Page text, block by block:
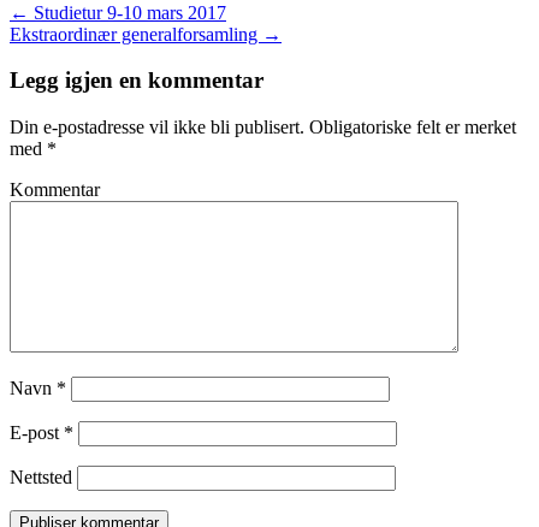
← Studietur 9-10 mars 2017
Ekstraordinær generalforsamling →
Legg igjen en kommentar
Din e-postadresse vil ikke bli publisert. Obligatoriske felt er merket
med *
Kommentar
Navn *
E-post *
Nettsted